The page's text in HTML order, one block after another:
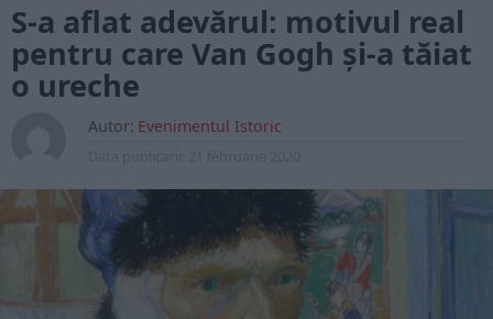
S-a aflat adevărul: motivul real
pentru care Van Gogh și-a tăiat
o ureche
Autor: Evenimentul Istoric